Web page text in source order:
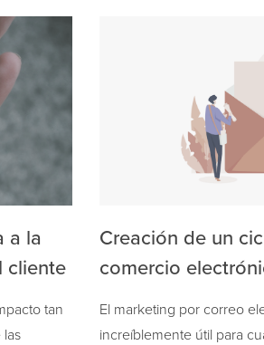
a la
cliente
tan
Creación de un
comercio
El marketing por correo
increíblemente útil para